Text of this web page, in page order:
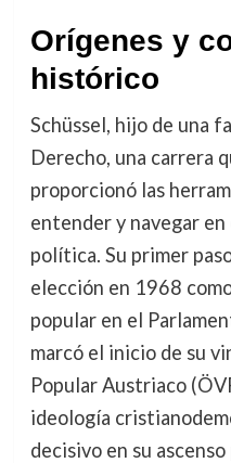
Orígenes y
histórico
Schüssel, hijo de una
Derecho, una carrera
proporcionó las
entender y navegar
política. Su primer
elección en 1968
popular en el
marcó el inicio de su
Popular Austriaco
ideología
decisivo en su